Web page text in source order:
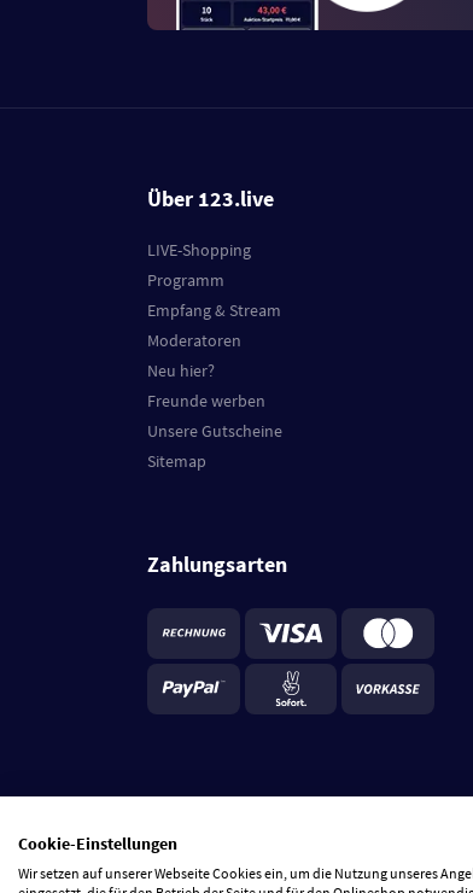
Über 123.live
LIVE-Shopping
Programm
Empfang & Stream
Moderatoren
Neu hier?
Freunde werben
Unsere Gutscheine
Sitemap
Zahlungsarten
Cookie-Einstellungen
Wir setzen auf unserer Webseite Cookies ein, um die Nutzung unseres